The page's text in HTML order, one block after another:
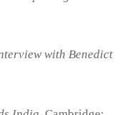
with Benedict